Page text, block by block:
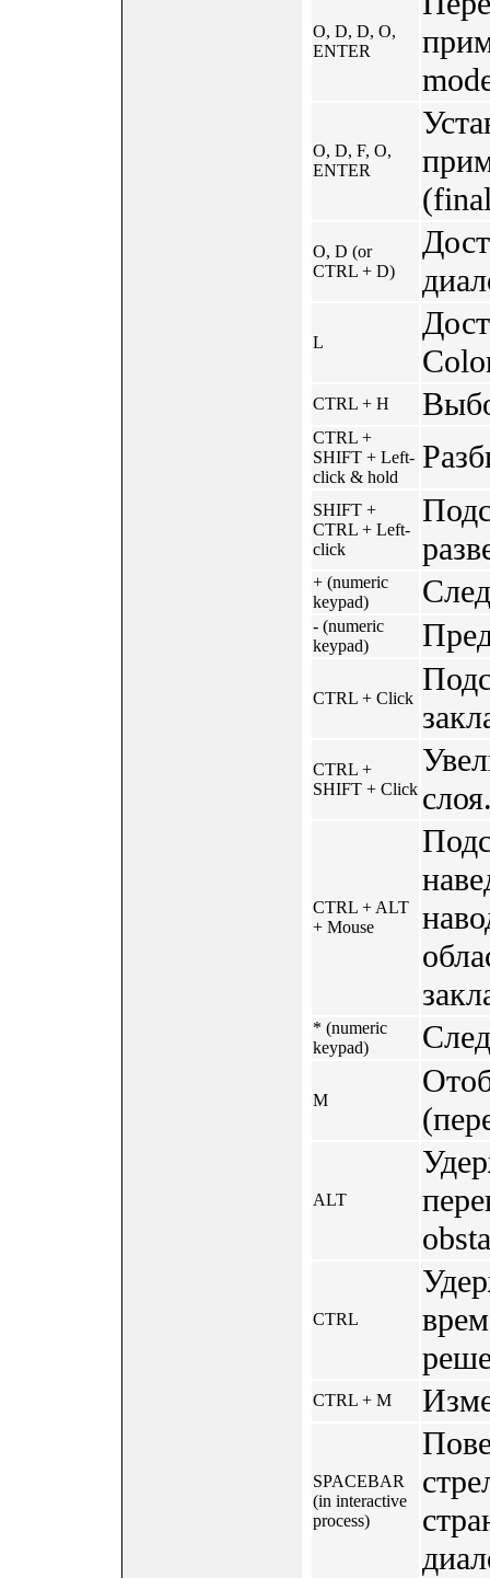
O, D, D, O,
ENTER
O, D, F, O,
ENTER
O, D (or
CTRL + D)
L
CTRL + H
CTRL +
SHIFT + Left-
click & hold
SHIFT +
CTRL + Left-
click
+ (numeric
keypad)
- (numeric
keypad)
CTRL + Click
CTRL +
SHIFT + Click
CTRL + ALT
+ Mouse
* (numeric
keypad)
M
ALT
CTRL
CTRL + M
SPACEBAR
(in interactive
process)